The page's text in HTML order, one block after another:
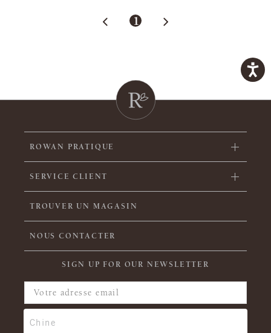
1
ROWAN PRATIQUE
SERVICE CLIENT
TROUVER UN MAGASIN
NOUS CONTACTER
SIGN UP FOR OUR NEWSLETTER